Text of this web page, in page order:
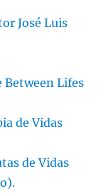
José Luis
Lifes
de Vidas
de Vidas